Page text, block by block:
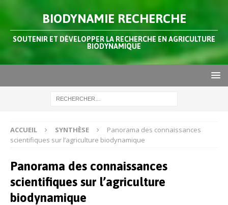
BIODYNAMIE RECHERCHE
SOUTENIR ET DÉVELOPPER LA RECHERCHE EN AGRICULTURE
BIODYNAMIQUE
ACCUEIL SYNTHÈSE
Panorama des connaissances
scientifiques sur l’agriculture biodynamique
Panorama des connaissances
scientifiques sur l’agriculture
biodynamique